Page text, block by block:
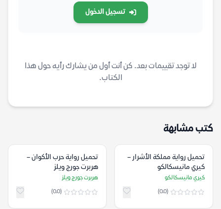
تسجيل الدخول
لا توجد تقييمات بعد. كن أنت أول من يشارك رأيه حول هذا
الكتاب.
كتب مشابهة
تحميل رواية مملكة الأشرار –
كيري مانيسكالكو
كيري مانيسكالكو
(0.0)
تحميل رواية حرب الأكوان –
هربرت جورج ويلز
هربرت جورج ويلز
(0.0)